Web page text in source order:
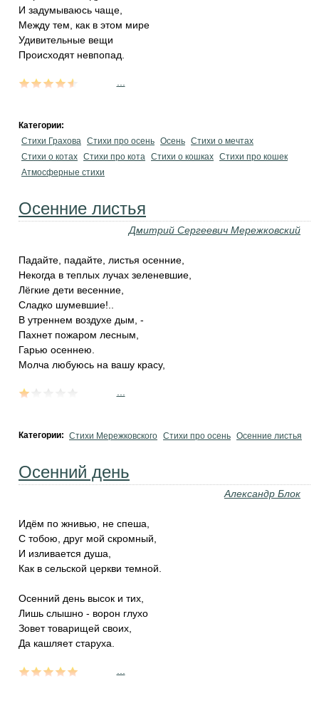
И задумываюсь чаще,
Между тем, как в этом миpе
Удивительные вещи
Пpоисходят невпопад.
Категории:
Стихи Грахова Стихи про осень Осень Стихи о мечтах
Стихи о котах Стихи про кота Стихи о кошках Стихи про кошек
Атмосферные стихи
Осенние листья
Дмитрий Сергеевич Мережковский
Падайте, падайте, листья осенние,
Некогда в теплых лучах зеленевшие,
Лёгкие дети весенние,
Сладко шумевшие!..
В утреннем воздухе дым, -
Пахнет пожаром лесным,
Гарью осеннею.
Молча любуюсь на вашу красу,
Категории: Стихи Мережковского Стихи про осень Осенние листья
Осенний день
Александр Блок
Идём по жнивью, не спеша,
С тобою, друг мой скромный,
И изливается душа,
Как в сельской церкви темной.
Осенний день высок и тих,
Лишь слышно - ворон глухо
Зовет товарищей своих,
Да кашляет старуха.